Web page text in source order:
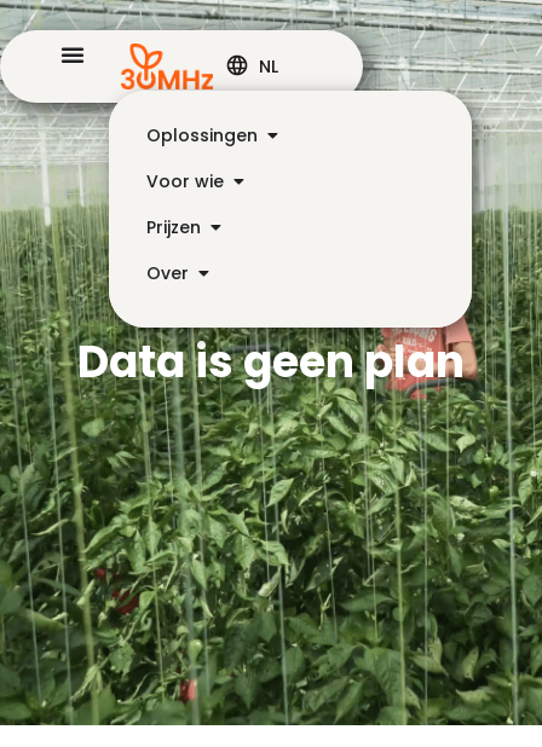
Oplossingen
Voor wie
Prijzen
Over
NL
Data is geen plan